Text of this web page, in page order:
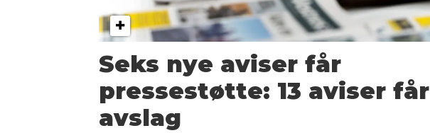
Seks nye aviser får
pressestøtte: 13 aviser får
avslag